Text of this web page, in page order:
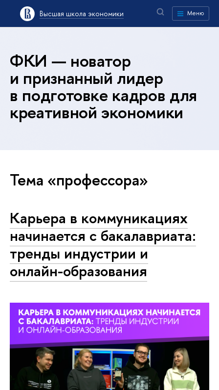
Высшая школа экономики Меню
ФКИ — новатор
и признанный лидер
в подготовке кадров для
креативной экономики
Тема «профессора»
Карьера в коммуникациях
начинается с бакалавриата:
тренды индустрии и
онлайн-образования